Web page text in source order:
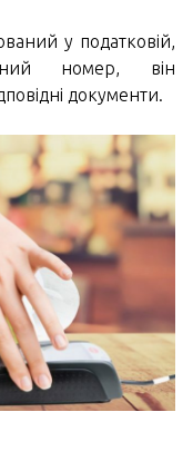
у податковій,
номер, він
документи.